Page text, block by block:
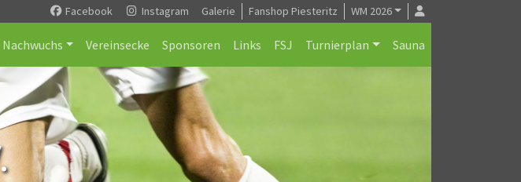
Facebook Instagram Galerie Fanshop Piesteritz WM 2026
Nachwuchs Vereinsecke Sponsoren Links FSJ Turnierplan Sauna